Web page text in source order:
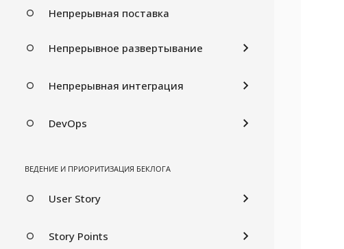
Непрерывная поставка
Непрерывное развертывание
Непрерывная интеграция
DevOps
ВЕДЕНИЕ И ПРИОРИТИЗАЦИЯ БЕКЛОГА
User Story
Story Points